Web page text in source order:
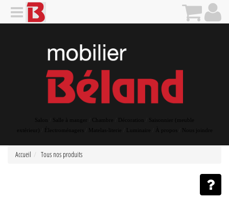
Salon Salle à manger Décoration
Saisonnier (meuble
extérieur)
Matelas-literie Luminaire Nous joindre
Accueil Tous nos produits